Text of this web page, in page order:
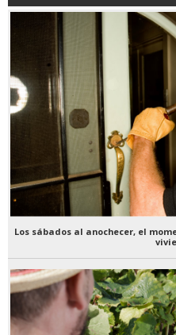
Los sábados al anochecer, el